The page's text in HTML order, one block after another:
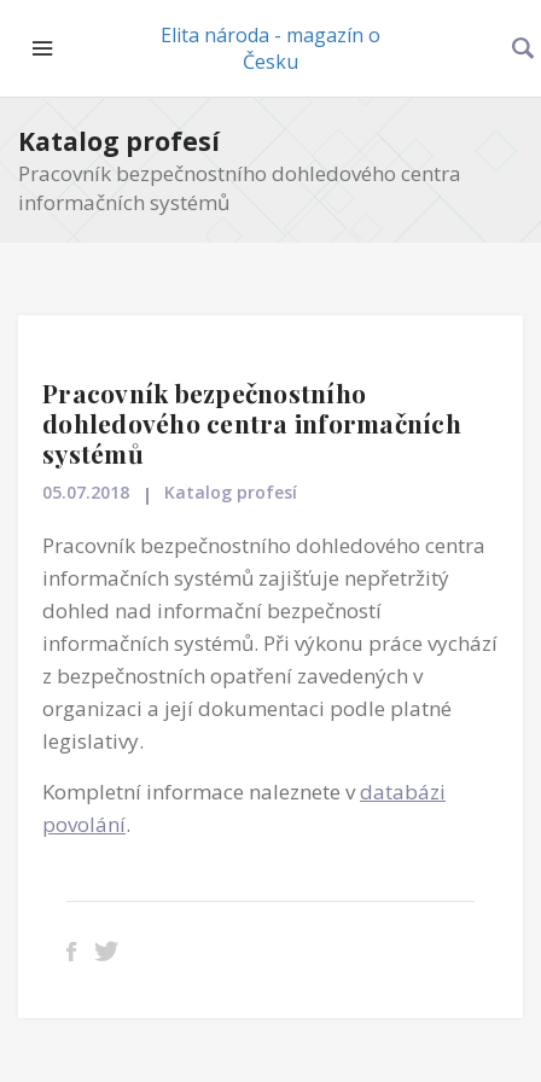
Elita národa - magazín o
Česku
Katalog profesí
Pracovník bezpečnostního dohledového centra
informačních systémů
Pracovník bezpečnostního
dohledového centra informačních
systémů
05.07.2018 Katalog profesí
Pracovník bezpečnostního dohledového centra
informačních systémů zajišťuje nepřetržitý
dohled nad informační bezpečností
informačních systémů. Při výkonu práce vychází
z bezpečnostních opatření zavedených v
organizaci a její dokumentaci podle platné
legislativy.
Kompletní informace naleznete vdatabázi
povolání.